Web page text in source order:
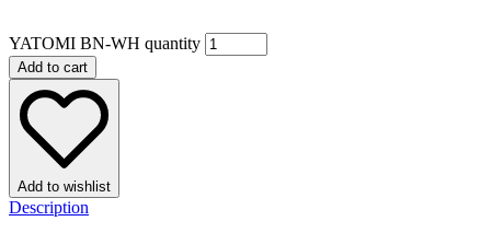
YATOMI BN-WH quantity
Add to cart
Add to wishlist
Description